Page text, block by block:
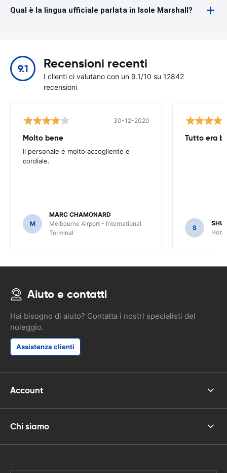
Qual è la lingua ufficiale parlata in Isole Marshall?
9.1 Recensioni recenti
I clienti ci valutano con un 9.1/10 su 12842
recensioni
30-12-2020
Molto bene
Il personale è molto accogliente e
cordiale.
M
MARC CHAMONARD
Melbourne Airport - International
Terminal
Tutto era
S
Aiuto e contatti
Hai bisogno di aiuto? Contatta i nostri specialisti del
noleggio.
Assistenza clienti
Account
Chi siamo